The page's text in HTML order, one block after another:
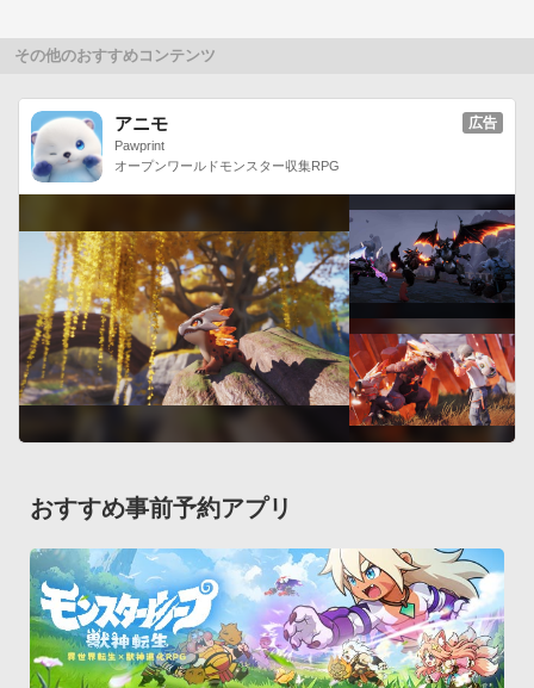
自分の買った端末で使えなかったら頑張ります。　[スクリ
要望が多かったため、点灯中はスクリーンがオフにならな
いように
デフォルトの挙動を変更いたしました。
オフにしてアプリを終了するか、スクリーンを手動オフに
するか
の操作を行うまで光り続けます。
消灯のし忘れにはご注意ください。【動作環境】
Android 2.0以上
内蔵フラッシュライト搭載機種
(au Regza Phone IS11T, HTC Jにて動作確認。)【その他】
ライトを制御するためにカメラの権限を利用しています。
スクリーンをロックしたり、他のアプリを起動すると
アプリの背景は半透明になってますので、
(※アプリランチャー等を活用してください)
あくまで半透明なので、後ろの画面の操作は出来ません。
点灯中は自動スクリーンオフを無効にするので、
操作するまで光続けてくれます。
手動でスクリーンをオフにするとこのアプリも終了しライト
その他のおすすめコンテンツ
アニモ
Pawprint
オープンワールドモンスター収集RPG
広告
おすすめ事前予約アプリ